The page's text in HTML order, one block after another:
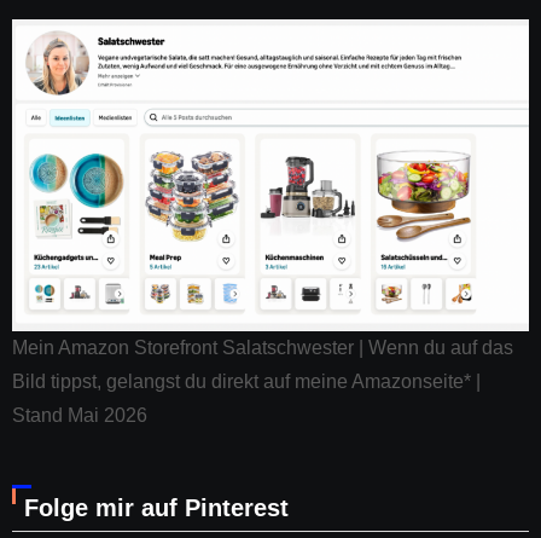
Mein Amazon Storefront Salatschwester | Wenn du auf das
Bild tippst, gelangst du direkt auf meine Amazonseite* |
Stand Mai 2026
Folge mir auf Pinterest